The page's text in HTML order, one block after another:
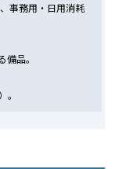
事務用・日用消耗
品。